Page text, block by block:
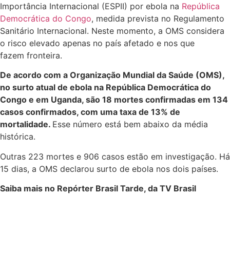
Importância Internacional (ESPII) por ebola na República
Democrática do Congo, medida prevista no Regulamento
Sanitário Internacional. Neste momento, a OMS considera
o risco elevado apenas no país afetado e nos que
fazem fronteira.
De acordo com a Organização Mundial da Saúde (OMS),
no surto atual de ebola na República Democrática do
Congo e em Uganda, são 18 mortes confirmadas em 134
casos confirmados, com uma taxa de 13% de
mortalidade. Esse número está bem abaixo da média
histórica.
Outras 223 mortes e 906 casos estão em investigação. Há
15 dias, a OMS declarou surto de ebola nos dois países.
Saiba mais no Repórter Brasil Tarde, da TV Brasil